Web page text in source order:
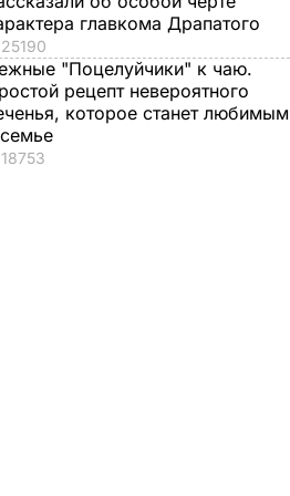
главкома Драпатого
25190
"Поцелуйчики" к чаю.
рецепт невероятного
которое станет любимым
18753